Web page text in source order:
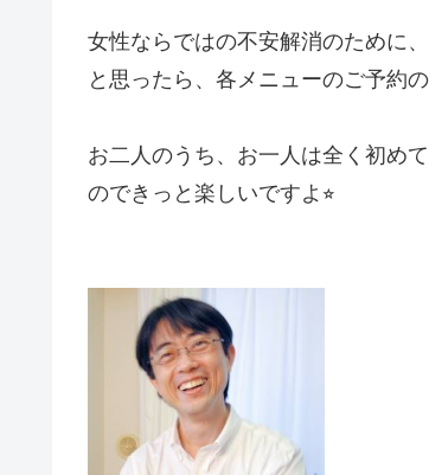
女性ならではの不安解消のために
と思ったら、各メニューのご予約
お二人のうち、お一人は全く初め
のできっと楽しいですよ⭐︎